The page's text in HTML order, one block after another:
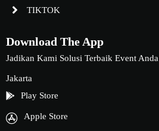
TIKTOK
Download The App
Jadikan Kami Solusi Terbaik Event Anda
Jakarta
Play Store
Apple Store